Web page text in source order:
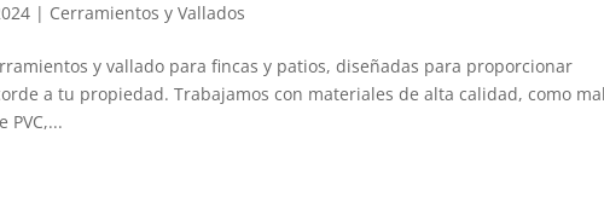
| Cerramientos y Vallados
y vallado para fincas y patios, diseñadas para proporcionar
a tu propiedad. Trabajamos con materiales de alta calidad, como
PVC,...